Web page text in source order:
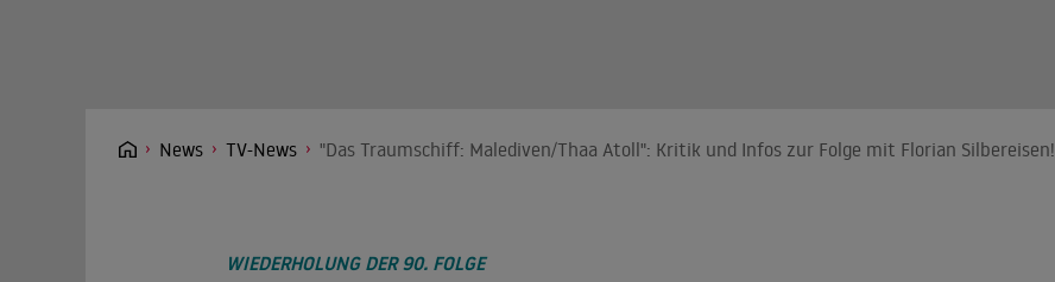
News TV-News "Das Traumschiff: Malediven/Thaa Atoll": Kritik und Infos zur Folge mit Florian Silbereisen!
WIEDERHOLUNG DER 90. FOLGE